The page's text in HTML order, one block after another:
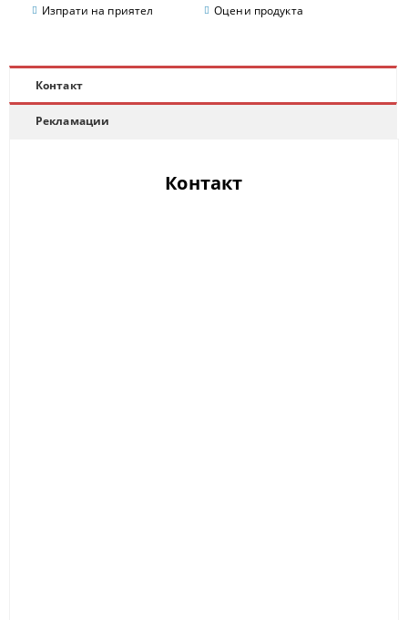
Изпрати на приятел Оцени продукта
Контакт
Рекламации
Контакт